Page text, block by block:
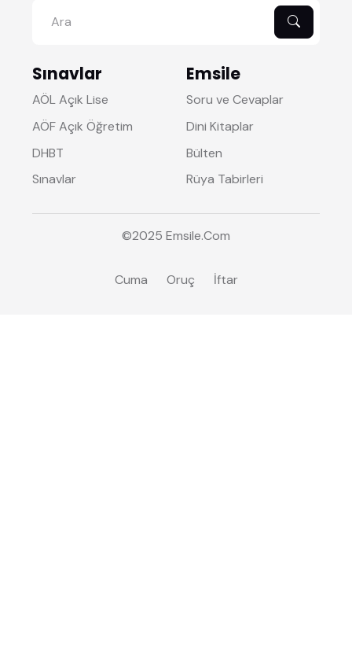
Sınavlar
AÖL Açık Lise
AÖF Açık Öğretim
DHBT
Sınavlar
Emsile
Soru ve Cevaplar
Dini Kitaplar
Bülten
Rüya Tabirleri
©2025 Emsile.Com
Cuma Oruç İftar